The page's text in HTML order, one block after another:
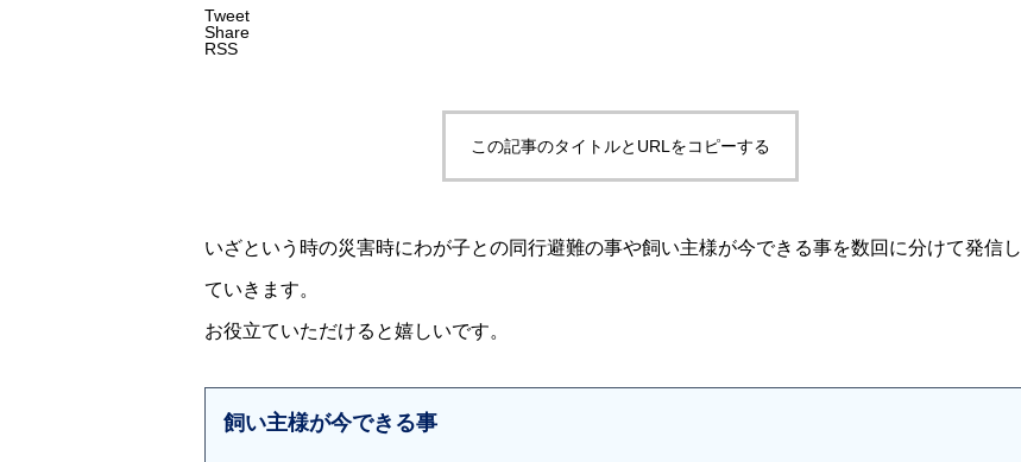
Tweet
Share
RSS
この記事のタイトルとURLをコピーする
いざという時の災害時にわが子との同行避難の事や飼い主様が今できる事を数回に分けて発信し
ていきます。
お役立ていただけると嬉しいです。
飼い主様が今できる事